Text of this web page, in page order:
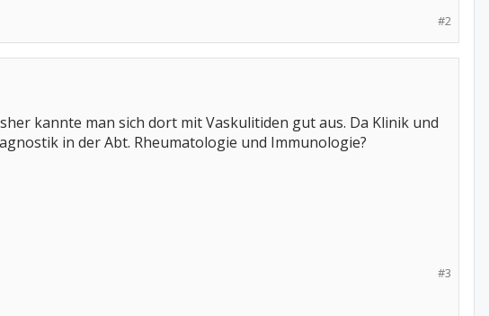
#2
kannte man sich dort mit Vaskulitiden gut aus. Da Klinik und
in der Abt. Rheumatologie und Immunologie?
#3